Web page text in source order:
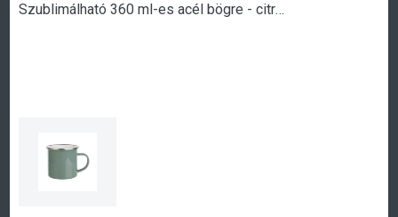
Szublimálható 360 ml-es acél bögre - citromsárga